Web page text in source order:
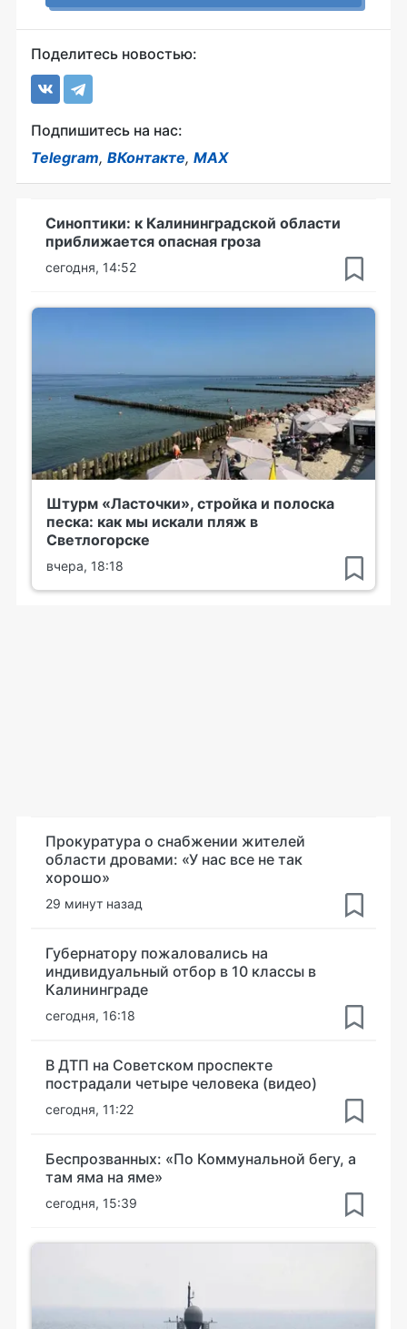
Поделитесь новостью:
Подпишитесь на нас:
Telegram, ВКонтакте, MAX
Синоптики: к Калининградской области
приближается опасная гроза
сегодня, 14:52
Штурм «Ласточки», стройка и полоска
песка: как мы искали пляж в
Светлогорске
вчера, 18:18
Прокуратура о снабжении жителей
области дровами: «У нас все не так
хорошо»
29 минут назад
Губернатору пожаловались на
индивидуальный отбор в 10 классы в
Калининграде
сегодня, 16:18
В ДТП на Советском проспекте
пострадали четыре человека (видео)
сегодня, 11:22
Беспрозванных: «По Коммунальной бегу, а
там яма на яме»
сегодня, 15:39